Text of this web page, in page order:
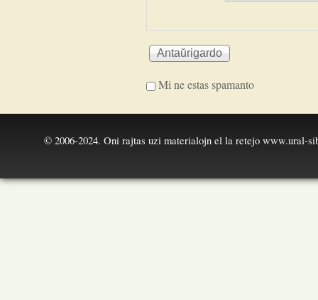
Mi ne estas spamanto
© 2006-2024. Oni rajtas uzi materialojn el la retejo www.ural-